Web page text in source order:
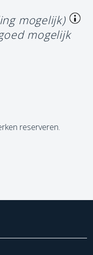
mogelijk)
mogelijk
reserveren.